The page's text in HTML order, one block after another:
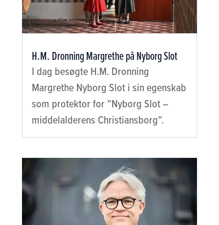
H.M. Dronning Margrethe på Nyborg Slot
I dag besøgte H.M. Dronning
Margrethe Nyborg Slot i sin egenskab
som protektor for ”Nyborg Slot –
middelalderens Christiansborg”.